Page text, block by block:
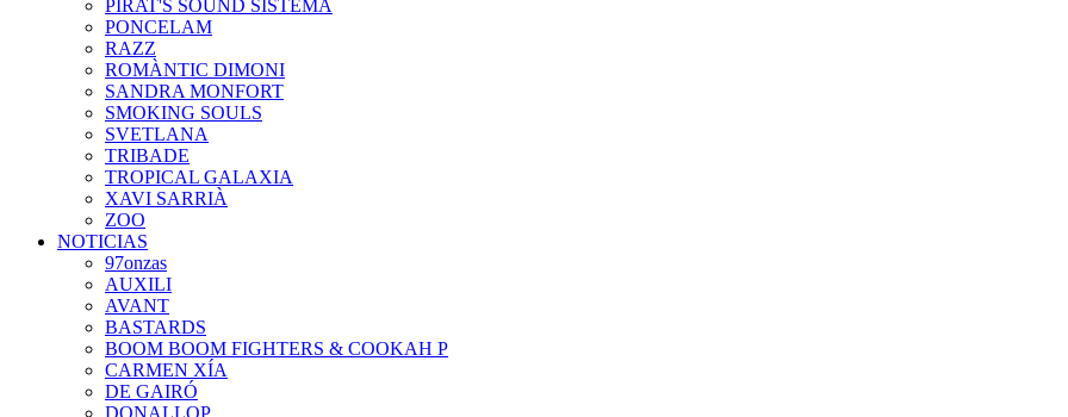
PIRAT'S SOUND SISTEMA
PONCELAM
RAZZ
ROMÀNTIC DIMONI
SANDRA MONFORT
SMOKING SOULS
SVETLANA
TRIBADE
TROPICAL GALAXIA
XAVI SARRIÀ
ZOO
NOTICIAS
97onzas
AUXILI
AVANT
BASTARDS
BOOM BOOM FIGHTERS & COOKAH P
CARMEN XÍA
DE GAIRÓ
DONALLOP